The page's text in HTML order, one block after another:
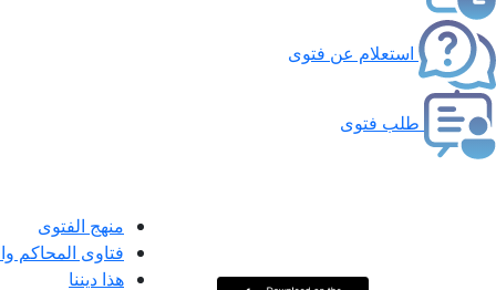
استعلام عن فتوى
طلب فتوى
منهج الفتوى
فتاوى المحاكم
هذا ديننا